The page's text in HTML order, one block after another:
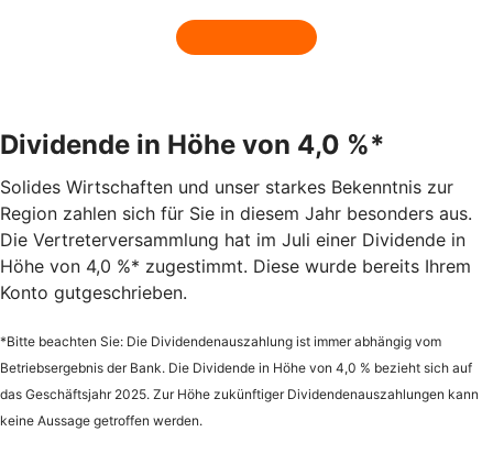
Dividende in Höhe von 4,0 %*
Solides Wirtschaften und unser starkes Bekenntnis zur
Region zahlen sich für Sie in diesem Jahr besonders aus.
Die Vertreterversammlung hat im Juli einer Dividende in
Höhe von 4,0 %* zugestimmt. Diese wurde bereits Ihrem
Konto gutgeschrieben.
*Bitte beachten Sie: Die Dividendenauszahlung ist immer abhängig vom
Betriebsergebnis der Bank. Die Dividende in Höhe von 4,0 % bezieht sich auf
das Geschäftsjahr 2025. Zur Höhe zukünftiger Dividendenauszahlungen kann
keine Aussage getroffen werden.